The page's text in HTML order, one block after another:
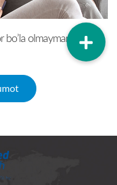
bo’la olmayman